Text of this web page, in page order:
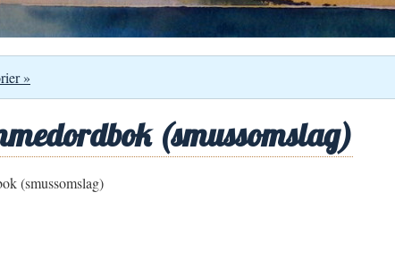
»
(smussomslag)
(smussomslag)